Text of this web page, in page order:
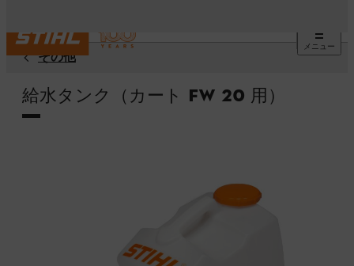
メニュー
その他
給水タンク（カート FW 20 用）